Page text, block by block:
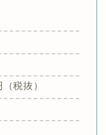
税抜）